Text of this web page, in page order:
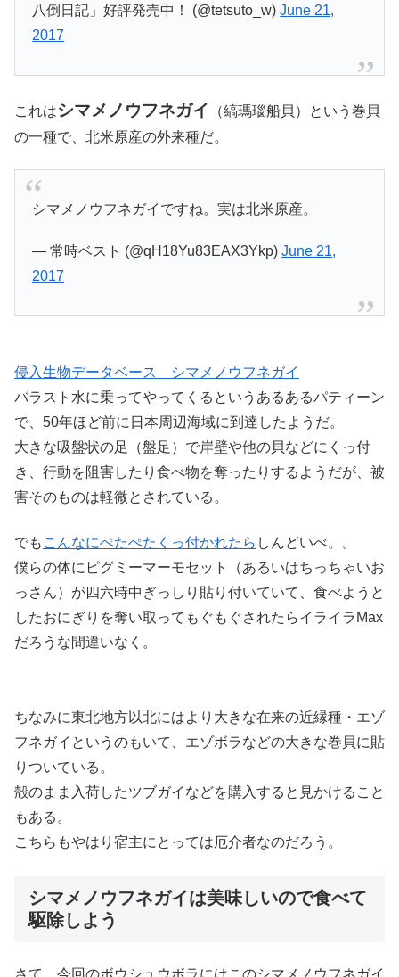
八倒日記」好評発売中！ (@tetsuto_w)June 21,
2017
これはシマメノウフネガイ
（縞瑪瑙船貝）という巻貝
の一種で、北米原産の外来種だ。
シマメノウフネガイですね。実は北米原産。
— 常時ベスト (@qH18Yu83EAX3Ykp)June 21,
2017
侵入生物データベース シマメノウフネガイ
バラスト水に乗ってやってくるというあるあるパティーン
で、50年ほど前に日本周辺海域に到達したようだ。
大きな吸盤状の足（盤足）で岸壁や他の貝などにくっ付
き、行動を阻害したり食べ物を奪ったりするようだが、被
害そのものは軽微とされている。
でも こんなにぺたぺたくっ付かれたら しんどいべ。。
僕らの体にピグミーマーモセット（あるいはちっちゃいお
っさん）が四六時中ぎっしり貼り付いていて、食べようと
したおにぎりを奪い取ってもぐもぐされたらイライラMax
だろうな間違いなく。
ちなみに東北地方以北にはより大きな在来の近縁種・エゾ
フネガイというのもいて、エゾボラなどの大きな巻貝に貼
りついている。
殻のまま入荷したツブガイなどを購入すると見かけること
もある。
こちらもやはり宿主にとっては厄介者なのだろう。
シマメノウフネガイは美味しいので食べて
駆除しよう